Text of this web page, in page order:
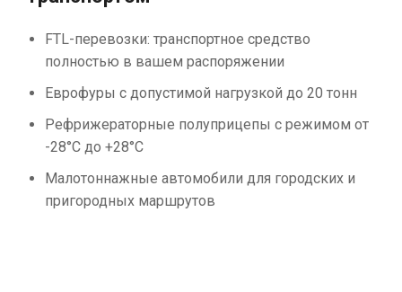
FTL-перевозки: транспортное средство
полностью в вашем распоряжении
Еврофуры с допустимой нагрузкой до 20 тонн
Рефрижераторные полуприцепы с режимом от
-28°С до +28°С
Малотоннажные автомобили для городских и
пригородных маршрутов